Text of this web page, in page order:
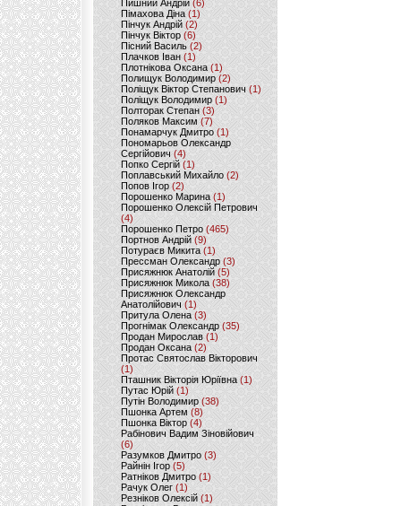
Пишний Андрій (6)
Пімахова Діна(1)
Пінчук Андрій(2)
Пінчук Віктор (6)
Пісний Василь (2)
Плачков Іван(1)
Плотнікова Оксана (1)
Полищук Володимир(2)
Поліщук Віктор Степанович(1)
Поліщук Володимир (1)
Полторак Степан(3)
Поляков Максим (7)
Понамарчук Дмитро (1)
Пономарьов Олександр
Сергійович(4)
Попко Сергій (1)
Поплавський Михайло (2)
Попов Ігор(2)
Порошенко Марина (1)
Порошенко Олексій Петрович
(4)
Порошенко Петро (465)
Портнов Андрій (9)
Потураєв Микита(1)
Прессман Олександр(3)
Присяжнюк Анатолій (5)
Присяжнюк Микола (38)
Присяжнюк Олександр
Анатолійович (1)
Притула Олена (3)
Прогнімак Олександр(35)
Продан Мирослав(1)
Продан Оксана (2)
Протас Святослав Вікторович
(1)
Пташник Вікторія Юріївна (1)
Путас Юрій (1)
Путін Володимир(38)
Пшонка Артем (8)
Пшонка Віктор(4)
Рабінович Вадим Зіновійович
(6)
Разумков Дмитро (3)
Райнін Ігор(5)
Ратніков Дмитро (1)
Рачук Олег (1)
Резніков Олексій(1)